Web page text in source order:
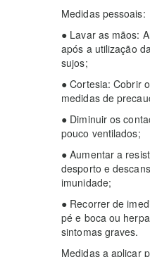
Medidas pessoais:
● Lavar as mãos:
após a utilização
sujos;
● Cortesia: Cobrir
medidas de
● Diminuir os
pouco ventilados;
● Aumentar a
desporto e
imunidade;
● Recorrer de
pé e boca ou
sintomas graves.
Medidas a aplicar